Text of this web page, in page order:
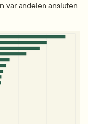
var andelen ansluten